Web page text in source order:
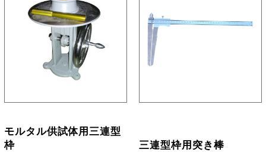
モルタル供試体用三連型
枠
三連型枠用突き棒